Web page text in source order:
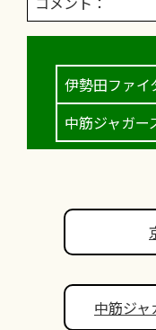
伊勢田ファイ
中筋ジャガー
中筋ジ